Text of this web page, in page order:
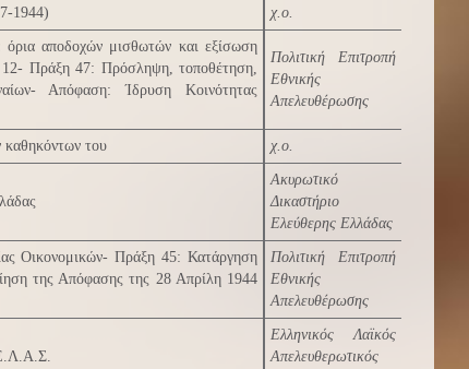
1944) χ.ο.
αποδοχών μισθωτών και εξίσωση
Πράξη 47: Πρόσληψη, τοποθέτηση,
Απόφαση: Ίδρυση Κοινότητας
Πολιτική Επιτροπή
Εθνικής
Απελευθέρωσης
καθηκόντων του χ.ο.
Ακυρωτικό
Δικαστήριο
Ελεύθερης Ελλάδας
Οικονομικών- Πράξη 45: Κατάργηση
της Απόφασης της 28 Απρίλη 1944
Πολιτική Επιτροπή
Εθνικής
Απελευθέρωσης
Ε.Λ.Α.Σ.
Ελληνικός Λαϊκός
Απελευθερωτικός